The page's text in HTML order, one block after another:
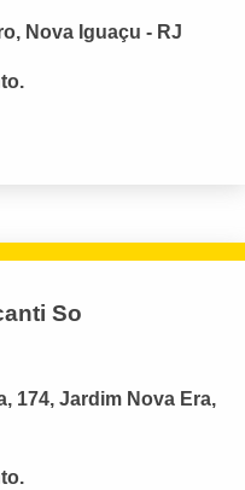
Nova Iguaçu - RJ
So
174, Jardim Nova Era,